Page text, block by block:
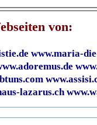
von:
www.maria-
lazarus.ch